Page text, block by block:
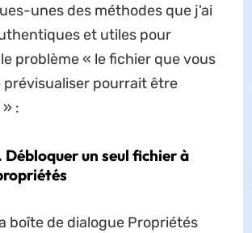
unes des méthodes que j'ai
et utiles pour
problème « le fichier que vous
prévisualiser pourrait être
:
Débloquer un seul fichier à
boîte de dialogue Propriétés